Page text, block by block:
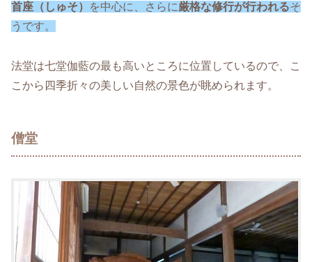
首座（しゅそ）
を中心に、さらに厳格な修行が行われるそ
うです。
法堂は七堂伽藍の最も高いところに位置しているので、こ
こから四季折々の美しい自然の景色が眺められます。
僧堂